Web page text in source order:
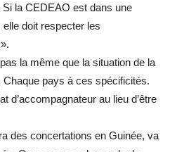
la CEDEAO est dans une
doit respecter les
la même que la situation de la
pays à ces spécificités.
d’accompagnateur au lieu d’être
des concertations en Guinée, va